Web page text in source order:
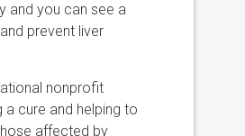
and you can see a
prevent liver
nonprofit
cure and helping to
affected by